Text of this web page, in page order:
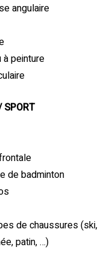
angulaire
à peinture
SPORT
de badminton
de chaussures (ski,
patin, …)